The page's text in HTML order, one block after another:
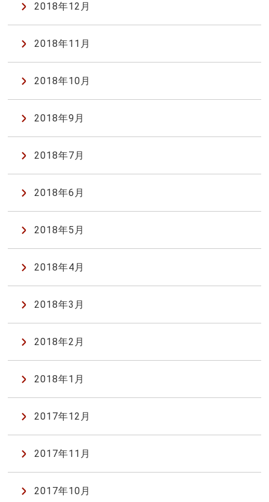
2018年12月
2018年11月
2018年10月
2018年9月
2018年7月
2018年6月
2018年5月
2018年4月
2018年3月
2018年2月
2018年1月
2017年12月
2017年11月
2017年10月